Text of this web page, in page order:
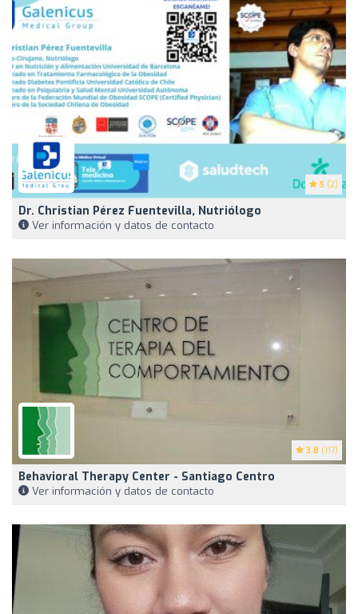
5 (2)
Dr. Christian Pérez Fuentevilla, Nutriólogo
Ver información y datos de contacto
3.8 (117)
Behavioral Therapy Center - Santiago Centro
Ver información y datos de contacto